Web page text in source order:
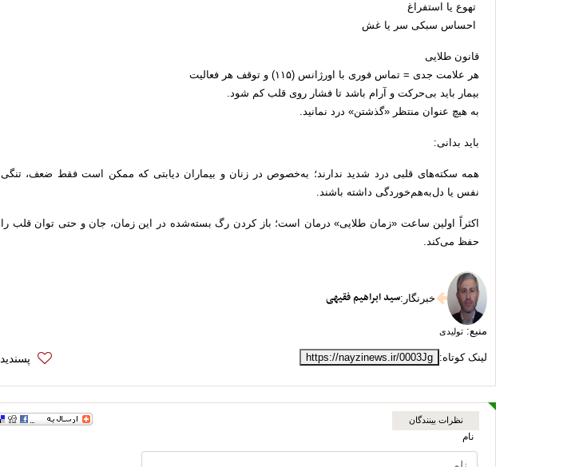
تهوع یا استفراغ
احساس سبکی سر یا غش
قانون طلایی
هر علامت جدی = تماس فوری با اورژانس (۱۱۵) و توقف هر فعالیت
بیمار باید بی‌حرکت و آرام باشد تا فشار روی قلب کم شود.
به هیچ عنوان منتظر «گذشتن» درد نمانید.
باید بدانی:
همه سکته‌های قلبی درد شدید ندارند؛ به‌خصوص در زنان و بیماران دیابتی که ممکن است فقط ضعف، تنگی
نفس یا دل‌به‌هم‌خوردگی داشته باشند.
اکثراً اولین ساعت «زمان طلایی» درمان است؛ باز کردن رگ بسته‌شده در این زمان، جان و حتی توان قلب را
حفظ می‌کند.
خبرنگار :سید ابراهیم فقیهی
منبع: تولیدی
لینک کوتاه: https://nayzinews.ir/0003Jg
نظرات بینندگان
نام